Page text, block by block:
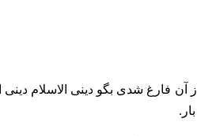
فارغ شدى بگو دينى الاسلام دينى